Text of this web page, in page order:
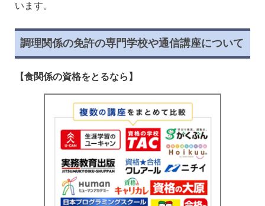
います。
調理関係の免許の専門学校や通信講座について
【食関係の資格をとるなら】